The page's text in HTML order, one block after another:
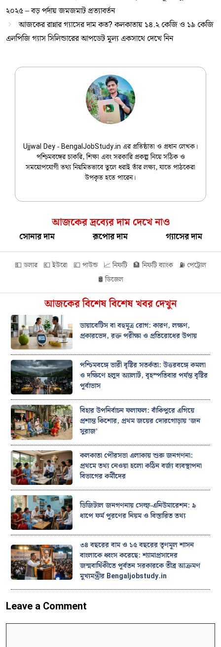
২০২৫ – বড় পর্দায় জমজমাট প্রত্যাবর্তন
আজকের রান্নার গ্যাসের দাম কত? কলকাতায় ১৪.২ কেজি ও ১৯ কেজি
এলপিজি গ্যাস সিলিন্ডারের আপডেট মূল্য একসাথে দেখে নিন
Ujjwal Dey - BengalJobStudy.in এর প্রতিষ্ঠাতা ও প্রধান লেখক।
পশ্চিমবঙ্গের চাকরি, শিক্ষা এবং সরকারি প্রকল্প নিয়ে সঠিক ও
সময়োপযোগী তথ্য নিয়মিতভাবে তুলে ধরাই তাঁর লক্ষ্য, যাতে পাঠকেরা
উপকৃত হতে পারেন।
আজকের দ্রব্যের দাম দেখে নাও
সোনার দাম রূপোর দাম গ্যাসের দাম
💵 ডলার 💶 ইউরো 💷 পাউন্ড 📈 নিফটি 🏦 নিফটি ব্যাংক ⛽ পেট্রোল
🛢️ ডিজেল
আজকের বিশেষ বিশেষ খবর দেখুন
ডায়াবেটিস বা বহুমূত্র রোগ: কারণ, লক্ষণ,
প্রকারভেদ, রক্ত পরীক্ষা ও প্রতিরোধের উপায়
পশ্চিমবঙ্গে ভারী বৃষ্টির সতর্কতা: উত্তরবঙ্গে কমলা
ও দক্ষিণে হলুদ অ্যালার্ট, বৃহস্পতিবার পর্যন্ত বৃষ্টির
পূর্বাভাস
বিহার উপনির্বাচন ফলাফল: বাঁকিপুরে এগিয়ে
প্রশান্ত কিশোর, প্রথম জয়ের দোরগোড়ায় ‘জন
সুরাজ’
কলকাতা পৌরসভা এলাকায় শুরু জনগণনা:
প্রথমে তথ্য নেওয়া হলো কঠিন বর্জ্য ব্যবস্থাপনা
বিভাগের কর্মীদের
ডিজিটাল জনগণনায় সেল্ফ-এনিউমারেশন: ৯
ধাপে ফর্ম পূরণের নিয়ম ও বিস্তারিত তথ্য
৩৪ বছরের বাম ও ১৫ বছরের তৃণমূল শাসন
বাংলাকে ধ্বংস করেছে: শ্যামাপ্রসাদের
জন্মবার্ষিকীতে পূর্বতন সরকারকে তীব্র আক্রমণ
মুখ্যমন্ত্রীর Bengaljobstudy.in
Leave a Comment